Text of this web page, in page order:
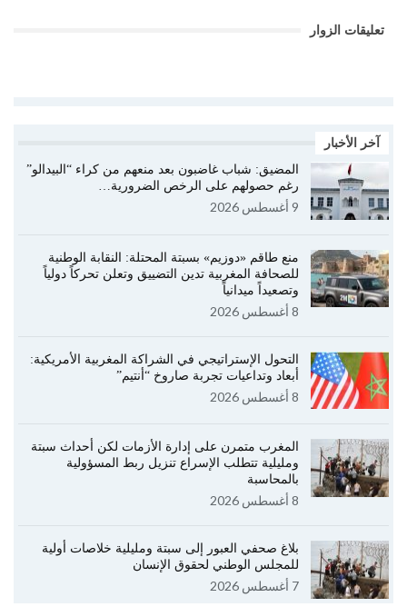
تعليقات الزوار
آخر الأخبار
المضيق: شباب غاضبون بعد منعهم من كراء “البيدالو”
رغم حصولهم على الرخص الضرورية…
9 أغسطس 2026
منع طاقم «دوزيم» بسبتة المحتلة: النقابة الوطنية
للصحافة المغربية تدين التضييق وتعلن تحركاً دولياً
وتصعيداً ميدانياً
8 أغسطس 2026
التحول الإستراتيجي في الشراكة المغربية الأمريكية:
أبعاد وتداعيات تجربة صاروخ “أنتيم”
8 أغسطس 2026
المغرب متمرن على إدارة الأزمات لكن أحداث سبتة
ومليلية تتطلب الإسراع تنزيل ربط المسؤولية
بالمحاسبة
8 أغسطس 2026
بلاغ صحفي العبور إلى سبتة ومليلية خلاصات أولية
للمجلس الوطني لحقوق الإنسان
7 أغسطس 2026